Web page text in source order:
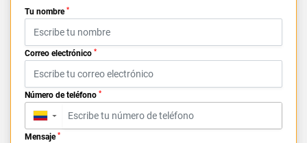
Tu nombre *
Correo electrónico *
Número de teléfono *
▼
Mensaje *